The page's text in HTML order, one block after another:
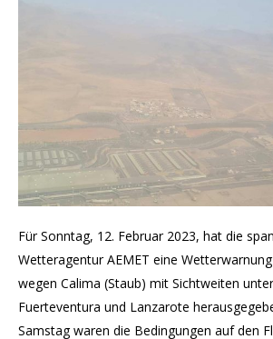
Für Sonntag, 12. Februar 2023, hat die
Wetteragentur AEMET eine
wegen Calima (Staub) mit Sichtweiten
Fuerteventura und Lanzarote
Samstag waren die Bedingungen auf den